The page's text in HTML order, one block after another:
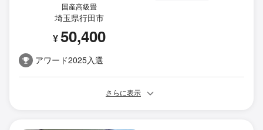
国産高級畳
埼玉県行田市
¥50,400
アワード2025入選
さらに表示